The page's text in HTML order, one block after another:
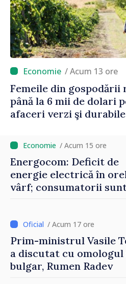
/ Acum 13 ore
Femeile din
până la 6 mii de dolari
afaceri verzi şi durabile
/ Acum 15 ore
Energocom: Deficit de
energie electrică în
vârf; consumatorii
/ Acum 17 ore
Prim-ministrul Vasile
a discutat cu omologul
bulgar, Rumen Radev